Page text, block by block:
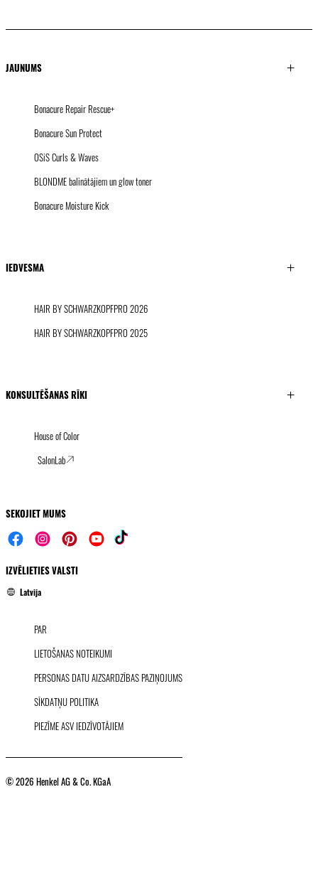
JAUNUMS
Bonacure Repair Rescue+
Bonacure Sun Protect
OSiS Curls & Waves
BLONDME balinātājiem un glow toner
Bonacure Moisture Kick
IEDVESMA
HAIR BY SCHWARZKOPFPRO 2026
HAIR BY SCHWARZKOPFPRO 2025
KONSULTĒŠANAS RĪKI
House of Color
SalonLab
SEKOJIET MUMS
IZVĒLIETIES VALSTI
Latvija
PAR
LIETOŠANAS NOTEIKUMI
PERSONAS DATU AIZSARDZĪBAS PAZIŅOJUMS
SĪKDATŅU POLITIKA
PIEZĪME ASV IEDZĪVOTĀJIEM
© 2026 Henkel AG & Co. KGaA